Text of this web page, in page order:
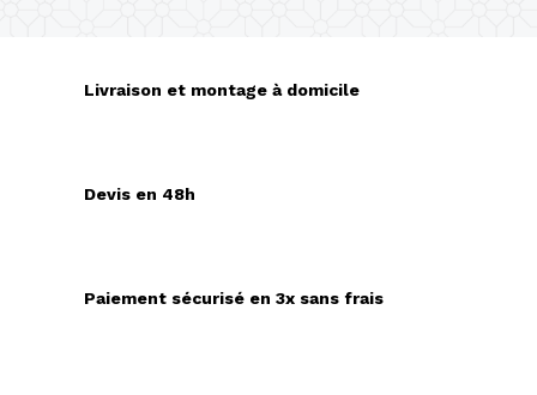
Livraison et montage à domicile
Devis en 48h
Paiement sécurisé en 3x sans frais